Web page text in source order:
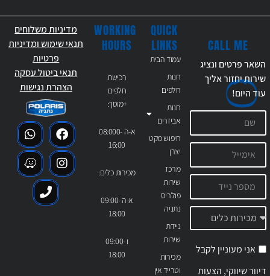
QUICK
LINKS
עמוד הבית
חנות
חלפים
חנות
אביזרים
חיפוש מקט
יצרן
מרכז
שירות
פולריס
נתניה
ניידת
שירות
מכירות
וטרייד אין
WORKING
HOURS
רכישת
חלפים
+מוסך:
א-ה 08:000-
16:00
מכירות כלים:
א-ה 09:00-
18:00
ו 09:00-
18:00
CALL ME
השאר פרטים ונציג
שירות יחזור אליך
עודהיום!
אני מעוניין לקבל
דיוור שיווקי, הצעות
מדיניות משלוחים
תנאי שימוש ומדיניות
פרטיות
תנאי ביטול עסקה
הצהרת נגישות